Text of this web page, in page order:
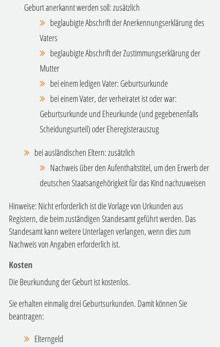
Geburt anerkannt werden soll: zusätzlich
beglaubigte Abschrift der Anerkennungserklärung des
Vaters
beglaubigte Abschrift der Zustimmungserklärung der
Mutter
bei einem ledigen Vater: Geburtsurkunde
bei einem Vater, der verheiratet ist oder war:
Geburtsurkunde und Eheurkunde (und gegebenenfalls
Scheidungsurteil) oder Eheregisterauszug
bei ausländischen Eltern: zusätzlich
Nachweis über den Aufenthaltstitel, um den Erwerb der
deutschen Staatsangehörigkeit für das Kind nachzuweisen
Hinweise: Nicht erforderlich ist die Vorlage von Urkunden aus
Registern, die beim zuständigen Standesamt geführt werden. Das
Standesamt kann weitere Unterlagen verlangen, wenn dies zum
Nachweis von Angaben erforderlich ist.
Kosten
Die Beurkundung der Geburt ist kostenlos.
Sie erhalten einmalig drei Geburtsurkunden. Damit können Sie
beantragen:
Elterngeld